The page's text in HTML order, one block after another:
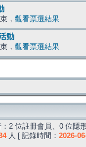
， 觀看票選結果
動
， 觀看票選結果
2 位註冊會員、0 位隱
人 [ 記錄時間： 2026-